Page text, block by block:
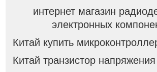
интернет магазин
электронных
Китай купить
Китай транзистор напряжения